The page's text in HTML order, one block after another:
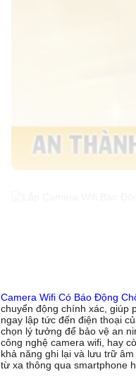
Camera Wifi Có Báo Động
chuyển động chính xác, giúp
ngay lập tức đến điện thoại
chọn lý tưởng để bảo vệ an
công nghệ camera wifi, hay
khả năng ghi lại và lưu trữ
từ xa thông qua smartphone